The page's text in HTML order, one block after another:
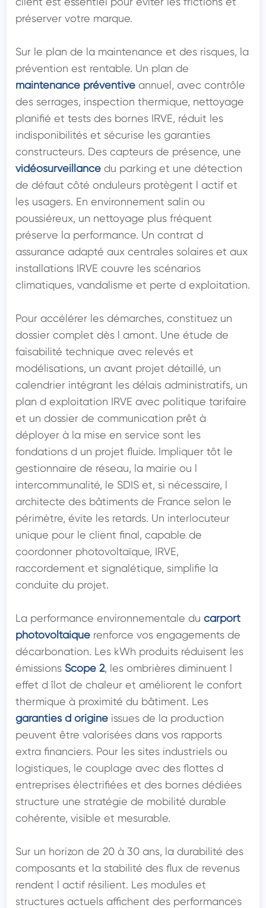
préserver votre marque.
Sur le plan de la maintenance et des risques, la
maintenance préventive annuel, avec contrôle
des serrages, inspection thermique, nettoyage
planifié et tests des bornes IRVE, réduit les
indisponibilités et sécurise les garanties
vidéosurveillance du parking et une détection
de défaut côté onduleurs protègent l actif et
les usagers. En environnement salin ou
poussiéreux, un nettoyage plus fréquent
préserve la performance. Un contrat d
assurance adapté aux centrales solaires et aux
installations IRVE couvre les scénarios
climatiques, vandalisme et perte d exploitation.
Pour accélérer les démarches, constituez un
dossier complet dès l amont. Une étude de
faisabilité technique avec relevés et
modélisations, un avant projet détaillé, un
calendrier intégrant les délais administratifs, un
plan d exploitation IRVE avec politique tarifaire
et un dossier de communication prêt à
déployer à la mise en service sont les
fondations d un projet fluide. Impliquer tôt le
gestionnaire de réseau, la mairie ou l
intercommunalité, le SDIS et, si nécessaire, l
architecte des bâtiments de France selon le
périmètre, évite les retards. Un interlocuteur
unique pour le client final, capable de
coordonner photovoltaïque, IRVE,
raccordement et signalétique, simplifie la
conduite du projet.
La performance environnementale du carport
photovoltaique renforce vos engagements de
décarbonation. Les kWh produits réduisent les
émissions Scope 2, les ombrières diminuent l
effet d îlot de chaleur et améliorent le confort
garanties d origine issues de la production
peuvent être valorisées dans vos rapports
extra financiers. Pour les sites industriels ou
logistiques, le couplage avec des flottes d
entreprises électrifiées et des bornes dédiées
structure une stratégie de mobilité durable
cohérente, visible et mesurable.
Sur un horizon de 20 à 30 ans, la durabilité des
composants et la stabilité des flux de revenus
rendent l actif résilient. Les modules et
structures actuels affichent des performances